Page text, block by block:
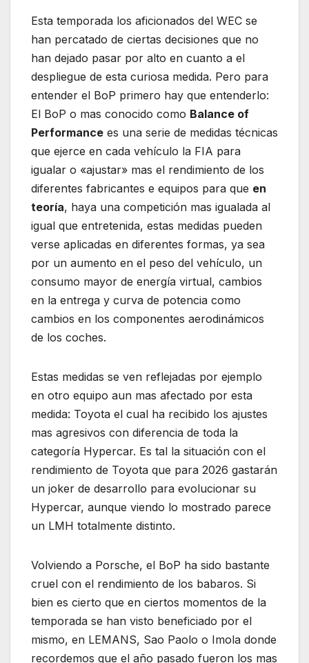
Esta temporada los aficionados del WEC se
han percatado de ciertas decisiones que no
han dejado pasar por alto en cuanto a el
despliegue de esta curiosa medida. Pero para
entender el BoP primero hay que entenderlo:
El BoP o mas conocido como Balance of
Performance es una serie de medidas técnicas
que ejerce en cada vehículo la FIA para
igualar o «ajustar» mas el rendimiento de los
diferentes fabricantes e equipos para que en
teoría, haya una competición mas igualada al
igual que entretenida, estas medidas pueden
verse aplicadas en diferentes formas, ya sea
por un aumento en el peso del vehículo, un
consumo mayor de energía virtual, cambios
en la entrega y curva de potencia como
cambios en los componentes aerodinámicos
de los coches.
Estas medidas se ven reflejadas por ejemplo
en otro equipo aun mas afectado por esta
medida: Toyota el cual ha recibido los ajustes
mas agresivos con diferencia de toda la
categoría Hypercar. Es tal la situación con el
rendimiento de Toyota que para 2026 gastarán
un joker de desarrollo para evolucionar su
Hypercar, aunque viendo lo mostrado parece
un LMH totalmente distinto.
Volviendo a Porsche, el BoP ha sido bastante
cruel con el rendimiento de los babaros. Si
bien es cierto que en ciertos momentos de la
temporada se han visto beneficiado por el
mismo, en LEMANS, Sao Paolo o Imola donde
recordemos que el año pasado fueron los mas